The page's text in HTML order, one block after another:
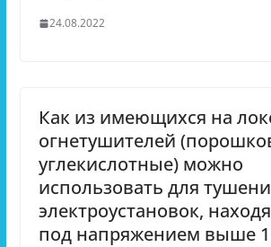
24.08.2022
Как из имеющихся на
огнетушителей
углекислотные) можно
использовать для
электроустановок,
под напряжением выше